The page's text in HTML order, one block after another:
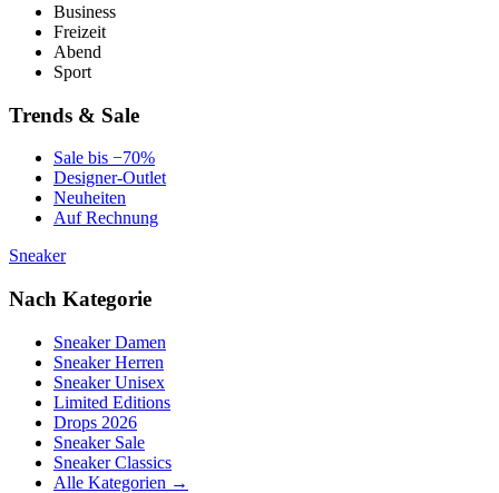
Business
Freizeit
Abend
Sport
Trends & Sale
Sale bis −70%
Designer-Outlet
Neuheiten
Auf Rechnung
Sneaker
Nach Kategorie
Sneaker Damen
Sneaker Herren
Sneaker Unisex
Limited Editions
Drops 2026
Sneaker Sale
Sneaker Classics
Alle Kategorien →